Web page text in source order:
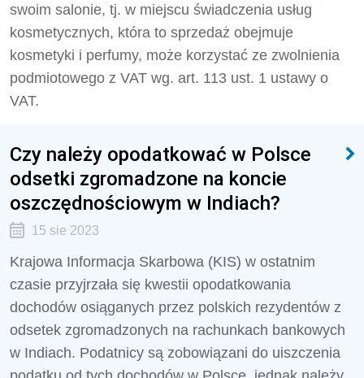
swoim salonie, tj. w miejscu świadczenia usług
kosmetycznych, która to sprzedaż obejmuje
kosmetyki i perfumy, może korzystać ze zwolnienia
podmiotowego z VAT wg. art. 113 ust. 1 ustawy o
VAT.
Czy należy opodatkować w Polsce
odsetki zgromadzone na koncie
oszczędnościowym w Indiach?
15 sie 2023
Krajowa Informacja Skarbowa (KIS) w ostatnim
czasie przyjrzała się kwestii opodatkowania
dochodów osiąganych przez polskich rezydentów z
odsetek zgromadzonych na rachunkach bankowych
w Indiach. Podatnicy są zobowiązani do uiszczenia